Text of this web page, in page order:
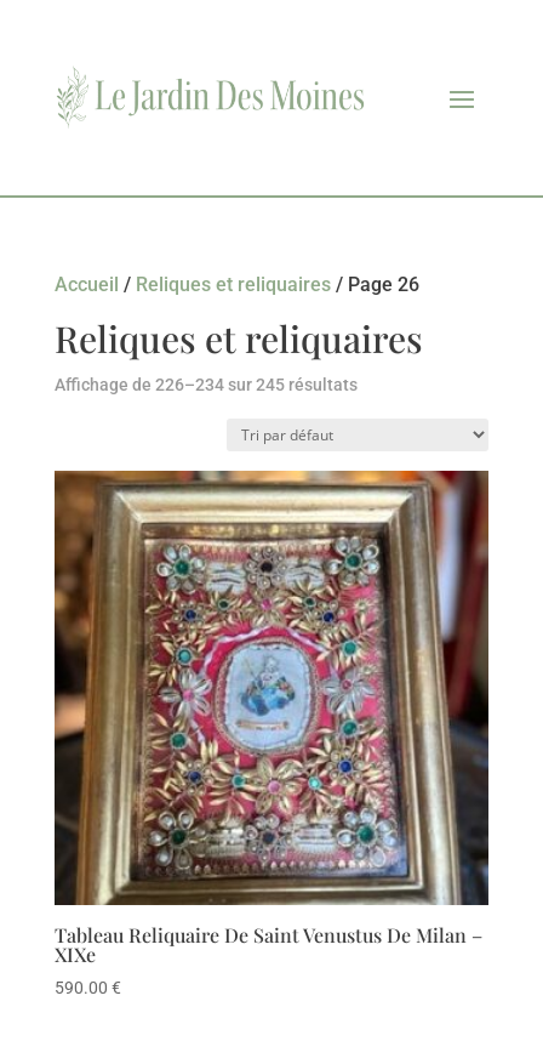
Accueil / Reliques et reliquaires/ Page 26
Reliques et reliquaires
Affichage de 226–234 sur 245 résultats
Tableau Reliquaire De Saint Venustus De Milan –
XIXe
590.00 €